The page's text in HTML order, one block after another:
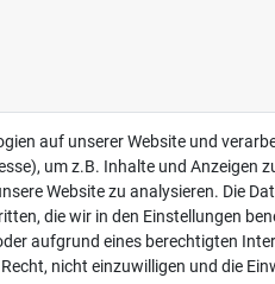
Paypal
auf unserer Website und
um z.B. Inhalte und Anzeigen
Website zu analysieren. Die
die wir in den Einstellungen
aufgrund eines berechtigten
nicht einzuwilligen und die